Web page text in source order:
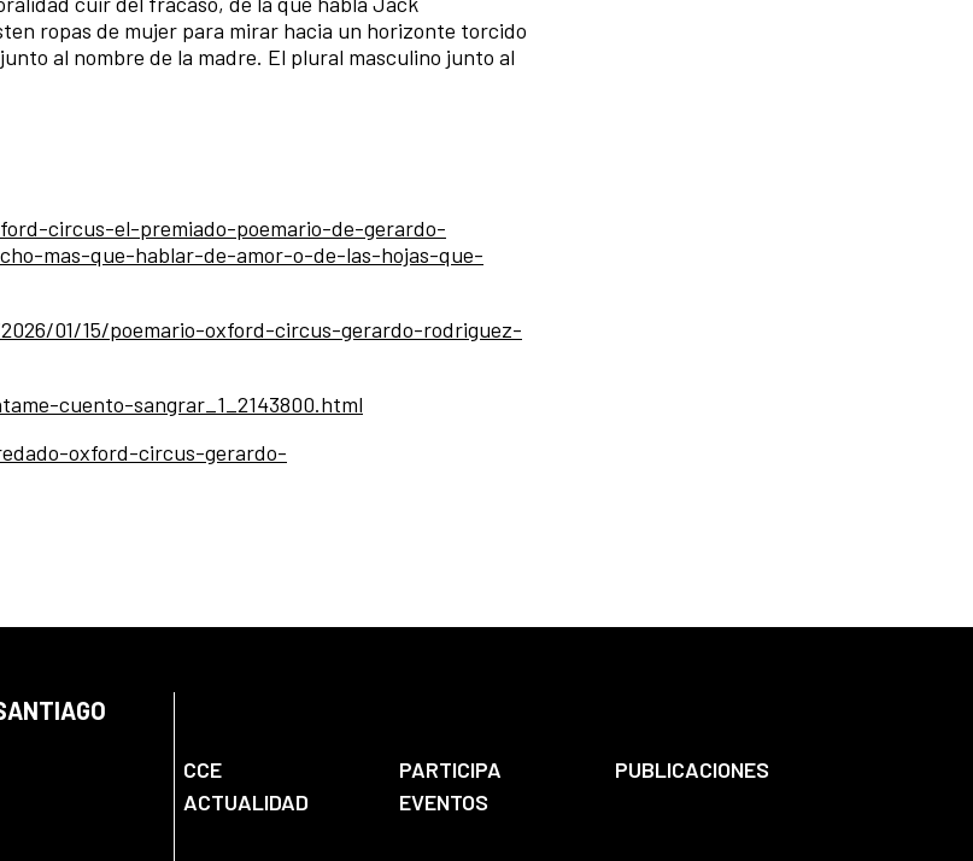
ropas de mujer para mirar hacia un horizonte torcido
al nombre de la madre. El plural masculino junto al
circus-el-premiado-poemario-de-gerardo-
mas-que-hablar-de-amor-o-de-las-hojas-que-
01/15/poemario-oxford-circus-gerardo-rodriguez-
cuento-sangrar_1_2143800.html
oxford-circus-gerardo-
CCE PARTICIPA
PUBLICACIONES
ACTUALIDAD
EVENTOS